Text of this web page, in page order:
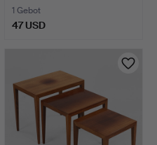
1 Gebot
47 USD